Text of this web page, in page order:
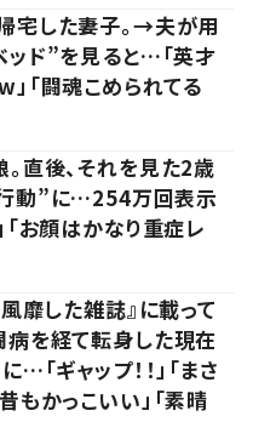
宅した妻子。→夫が用
ド”を見ると…「英才
「闘魂こめられてる
直後、それを見た2歳
動”に…254万回表示
「お顔はかなり重症レ
靡した雑誌』に載って
病を経て転身した現在
「ギャップ！！」「まさ
もかっこいい」「素晴